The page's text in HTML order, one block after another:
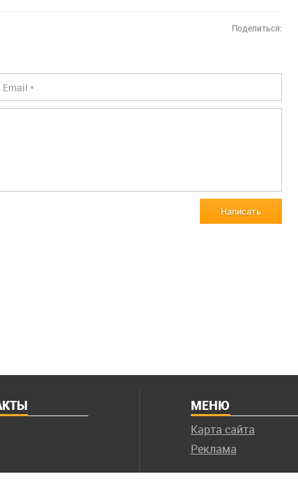
Поделиться:
Написать
МЕНЮ
Карта сайта
Реклама